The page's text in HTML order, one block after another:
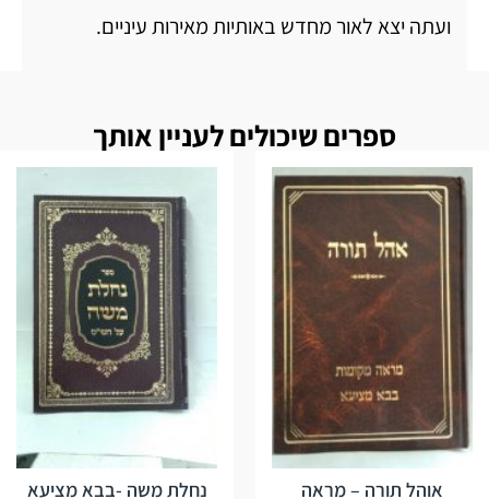
ועתה יצא לאור מחדש באותיות מאירות עיניים.
ספרים שיכולים לעניין אותך
אוהל תורה – מראה נחלת משה -בבא מציעא